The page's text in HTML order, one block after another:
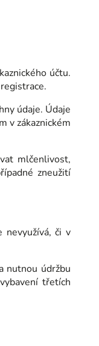
účtu.
údaje. Údaje
v zákaznickém
mlčenlivost,
zneužití
nevyužívá, či v
nutnou údržbu
třetích